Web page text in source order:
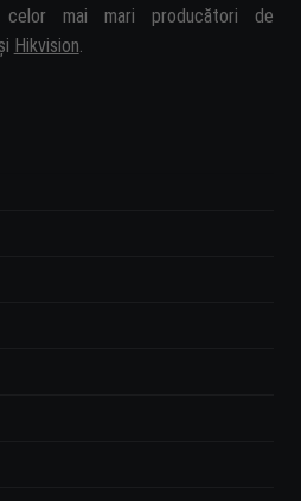
celor mai mari producători de
și Hikvision.